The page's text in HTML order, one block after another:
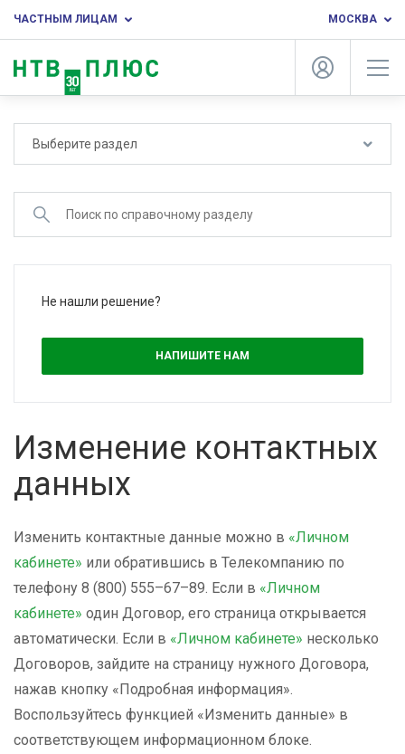
ЧАСТНЫМ ЛИЦАМ МОСКВА
Выберите раздел
Не нашли решение?
НАПИШИТЕ НАМ
Изменение контактных
данных
Изменить контактные данные можно в «Личном
кабинете» или обратившись в Телекомпанию по
телефону 8 (800) 555–67–89. Если в «Личном
кабинете» один Договор, его страница открывается
автоматически. Если в «Личном кабинете» несколько
Договоров, зайдите на страницу нужного Договора,
нажав кнопку «Подробная информация».
Воспользуйтесь функцией «Изменить данные» в
соответствующем информационном блоке.